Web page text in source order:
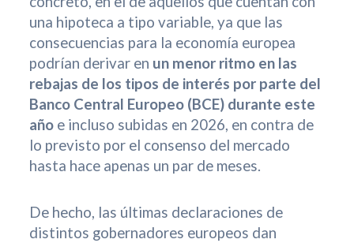
una hipoteca a tipo variable, ya que las
consecuencias para la economía europea
podrían derivar en un menor ritmo en las
rebajas de los tipos de interés por parte del
Banco Central Europeo (BCE) durante este
año e incluso subidas en 2026, en contra de
lo previsto por el consenso del mercado
hasta hace apenas un par de meses.
De hecho, las últimas declaraciones de
distintos gobernadores europeos dan